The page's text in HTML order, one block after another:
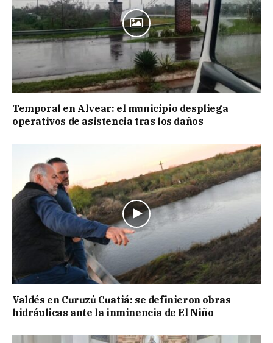
Temporal en Alvear: el municipio despliega
operativos de asistencia tras los daños
Valdés en Curuzú Cuatiá: se definieron obras
hidráulicas ante la inminencia de El Niño